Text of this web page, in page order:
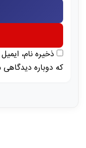
ذخیره نام،
که دوباره